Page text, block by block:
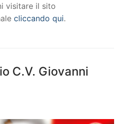
visitare il sito
cliccando qui.
C.V. Giovanni